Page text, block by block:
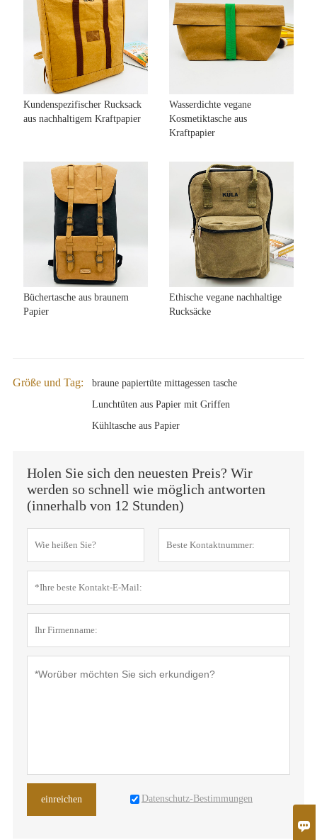

Kundenspezifischer Rucksack
aus nachhaltigem Kraftpapier
Wasserdichte vegane
Kosmetiktasche aus
Kraftpapier
Büchertasche aus braunem
Papier
Ethische vegane nachhaltige
Rucksäcke
Größe und Tag:
braune papiertüte mittagessen tasche
Lunchtüten aus Papier mit Griffen
Kühltasche aus Papier
Holen Sie sich den neuesten Preis? Wir
werden so schnell wie möglich antworten
(innerhalb von 12 Stunden)
einreichen Datenschutz-Bestimmungen